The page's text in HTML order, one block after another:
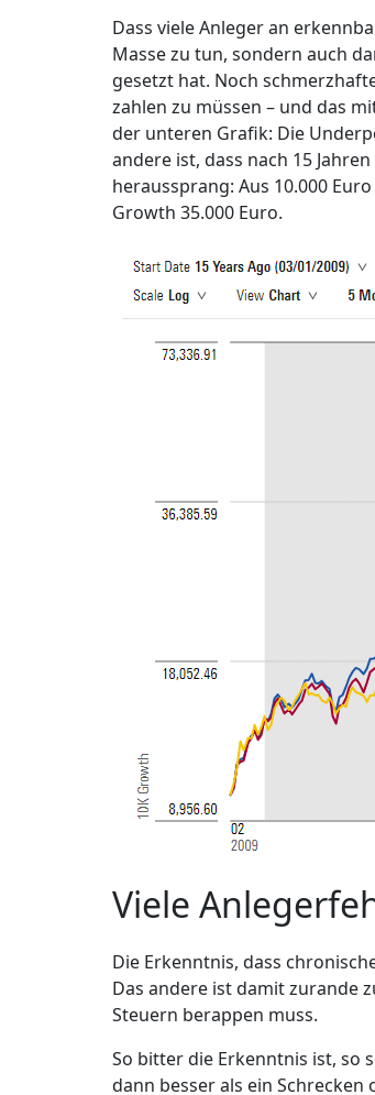
Dass viele Anleger an
Masse zu tun, sondern auch
gesetzt hat. Noch
zahlen zu müssen – und das
der unteren Grafik: Die
andere ist, dass nach 15
heraussprang: Aus 10.000
Growth 35.000 Euro.
Viele
Die Erkenntnis, dass
Das andere ist damit zurande
Steuern berappen muss.
So bitter die Erkenntnis ist, so
dann besser als ein